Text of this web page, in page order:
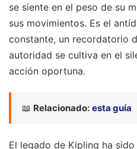
se siente en el peso de su
sus movimientos. Es el
constante, un recordatorio
autoridad se cultiva en el
acción oportuna.
📖 Relacionado: esta guía
El legado de Kipling ha